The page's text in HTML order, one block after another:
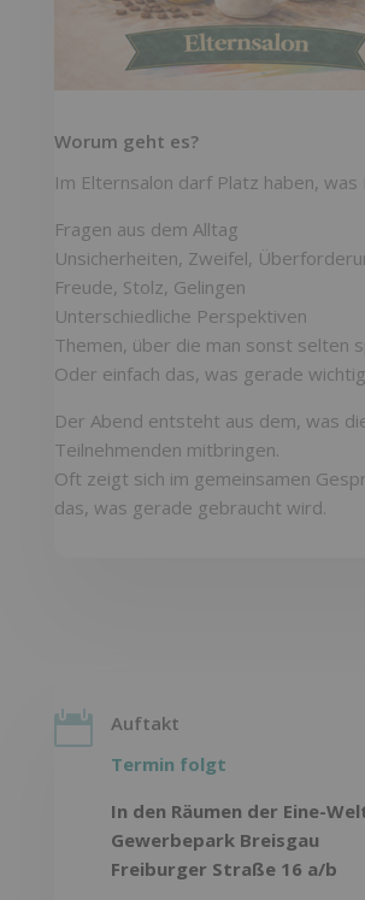
Worum geht es?
Im Elternsalon darf Platz haben,
Fragen aus dem Alltag
Unsicherheiten, Zweifel,
Freude, Stolz, Gelingen
Unterschiedliche Perspektiven
Themen, über die man sonst selten
Oder einfach das, was gerade
Der Abend entsteht aus dem, was
Teilnehmenden mitbringen.
Oft zeigt sich im gemeinsamen
das, was gerade gebraucht wird.

Auftakt
Termin folgt
In den Räumen der Eine-
Gewerbepark Breisgau
Freiburger Straße 16 a/b